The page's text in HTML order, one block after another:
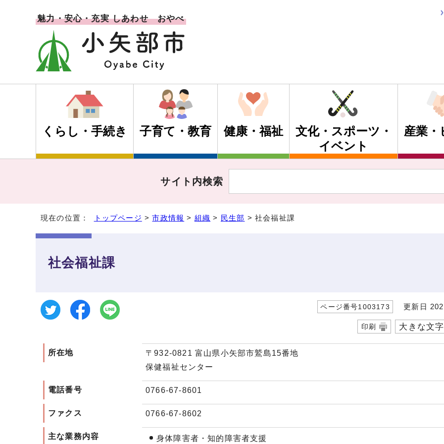
魅力・安心・充実 しあわせ おやべ
くらし・手続き 子育て・教育 健康・福祉
文化・スポーツ・
イベント
産業・
サイト内検索
現在の位置： トップページ >市政情報 > 組織 > 民生部 > 社会福祉課
社会福祉課
ページ番号1003173 更新日
印刷 大きな文
所在地
〒932-0821 富山県小矢部市鷲島15番地
保健福祉センター
電話番号 0766-67-8601
ファクス 0766-67-8602
主な業務内容
身体障害者・知的障害者支援